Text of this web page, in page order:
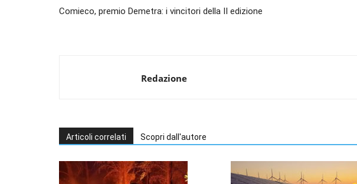
Comieco, premio Demetra: i vincitori della II edizione
Redazione
Articoli correlati Scopri dall'autore